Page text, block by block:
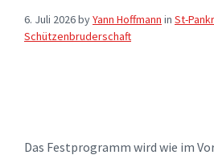
6. Juli 2026byYann Hoffmann in St-
Schützenbruderschaft
Das Festprogramm wird wie im